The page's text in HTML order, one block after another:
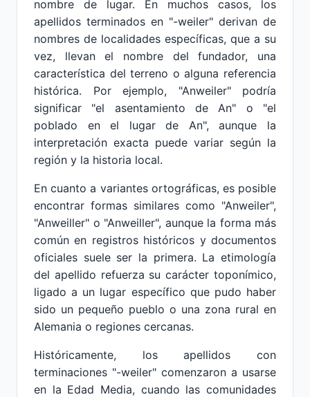
nombre de lugar. En muchos casos, los
apellidos terminados en "-weiler" derivan de
nombres de localidades específicas, que a su
vez, llevan el nombre del fundador, una
característica del terreno o alguna referencia
histórica. Por ejemplo, "Anweiler" podría
significar "el asentamiento de An" o "el
poblado en el lugar de An", aunque la
interpretación exacta puede variar según la
región y la historia local.
En cuanto a variantes ortográficas, es posible
encontrar formas similares como "Anweiler",
"Anweiller" o "Anweiller", aunque la forma más
común en registros históricos y documentos
oficiales suele ser la primera. La etimología
del apellido refuerza su carácter toponímico,
ligado a un lugar específico que pudo haber
sido un pequeño pueblo o una zona rural en
Alemania o regiones cercanas.
Históricamente, los apellidos con
terminaciones "-weiler" comenzaron a usarse
en la Edad Media, cuando las comunidades